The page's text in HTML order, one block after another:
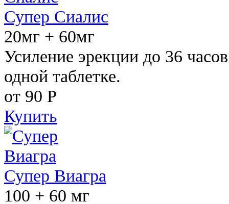
Супер Сиалис
20мг + 60мг
Усиление эрекции до 36
одной таблетке.
от 90 Р
Купить
Супер Виагра
100 + 60 мг